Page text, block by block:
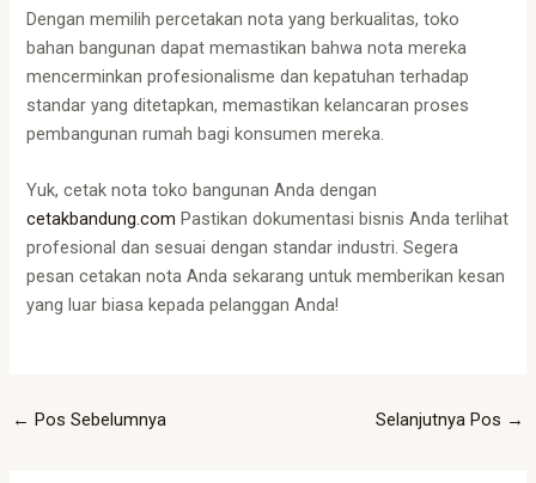
Dengan memilih percetakan nota yang berkualitas, toko
bahan bangunan dapat memastikan bahwa nota mereka
mencerminkan profesionalisme dan kepatuhan terhadap
standar yang ditetapkan, memastikan kelancaran proses
pembangunan rumah bagi konsumen mereka.
Yuk, cetak nota toko bangunan Anda dengan
cetakbandung.com Pastikan dokumentasi bisnis Anda terlihat
profesional dan sesuai dengan standar industri. Segera
pesan cetakan nota Anda sekarang untuk memberikan kesan
yang luar biasa kepada pelanggan Anda!
← Pos Sebelumnya Selanjutnya Pos →